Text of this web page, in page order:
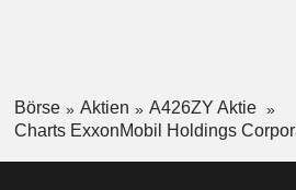
Börse Aktien
A426ZY Aktie
Charts ExxonMobil Holdings